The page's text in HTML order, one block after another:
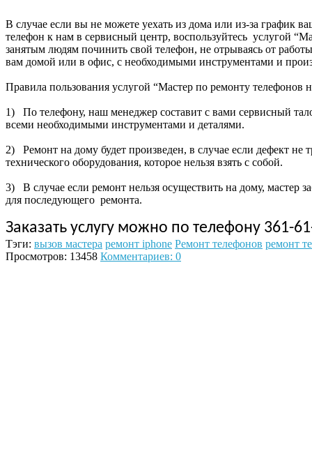
В случае если вы не можете уехать из дома или из-за график
телефон к нам в сервисный центр, воспользуйтесь услугой
занятым людям починить свой телефон, не отрываясь от
вам домой или в офис, с необходимыми инструментами и
Правила пользования услугой “Мастер по ремонту телефонов
1)
По телефону, наш менеджер составит с вами сервисный
всеми необходимыми инструментами и деталями.
2)
Ремонт на дому будет произведен, в случае если дефект не
технического оборудования, которое нельзя взять с собой.
3)
В случае если ремонт нельзя осуществить на дому, мастер
для последующего ремонта.
Заказать услугу можно по телефону 361-
Тэги: вызов мастера ремонт iphone Ремонт телефонов ремонт
Просмотров: 13458 Комментариев: 0